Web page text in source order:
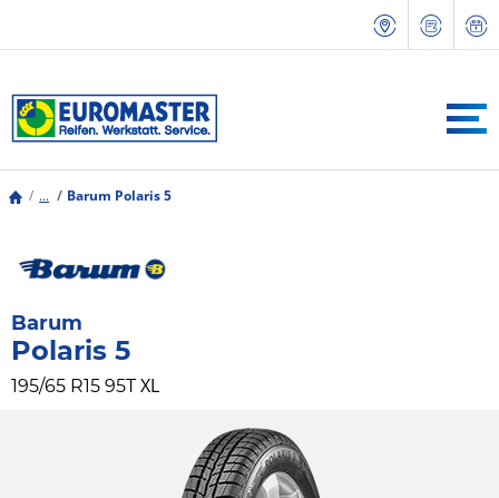
... Barum Polaris 5
Barum
Polaris 5
195/65 R15 95T XL